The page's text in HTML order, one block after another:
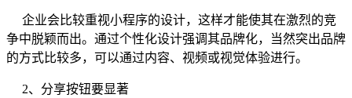
企业会比较重视小程序的设计，这样才能使其在激烈的竞
争中脱颖而出。通过个性化设计强调其品牌化，当然突出品牌
的方式比较多，可以通过内容、视频或视觉体验进行。
2、分享按钮要显著